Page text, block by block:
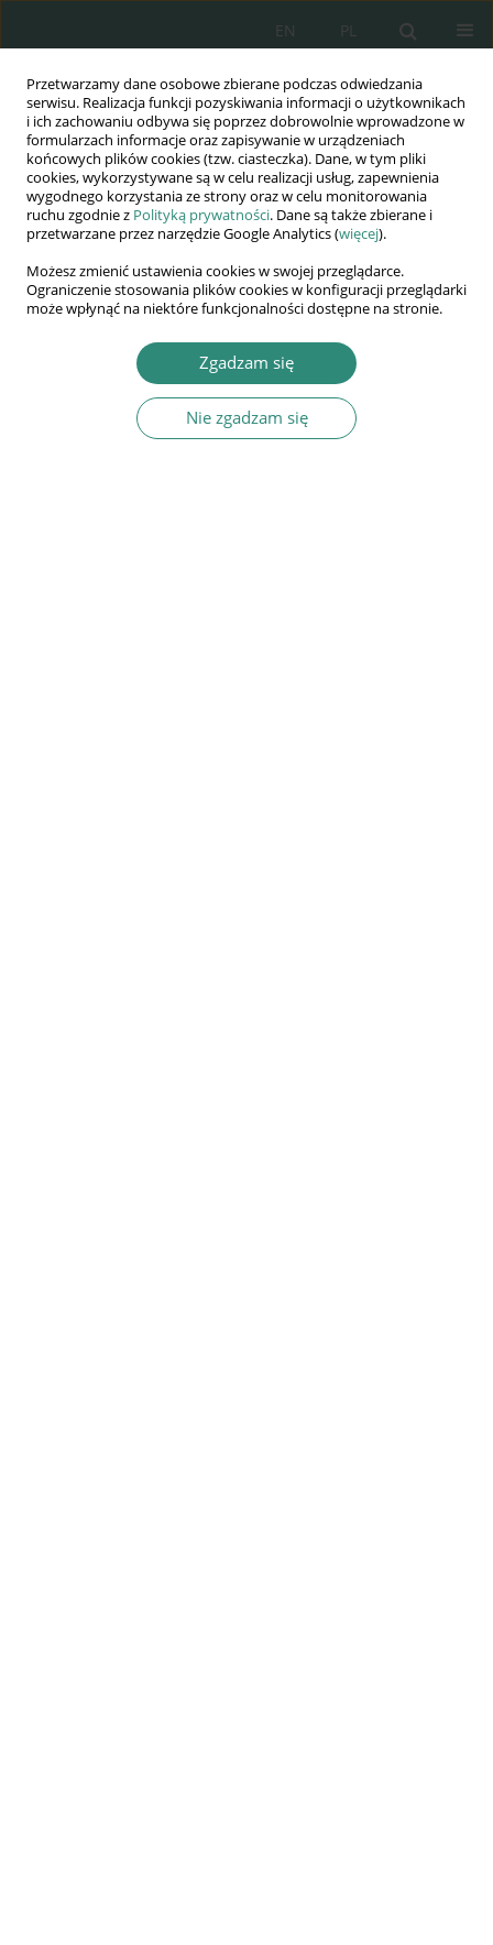
Przetwarzamy dane osobowe zbierane podczas odwiedzania
serwisu. Realizacja funkcji pozyskiwania informacji o użytkownikach
i ich zachowaniu odbywa się poprzez dobrowolnie wprowadzone w
formularzach informacje oraz zapisywanie w urządzeniach
końcowych plików cookies (tzw. ciasteczka). Dane, w tym pliki
cookies, wykorzystywane są w celu realizacji usług, zapewnienia
wygodnego korzystania ze strony oraz w celu monitorowania
ruchu zgodnie z Polityką prywatności. Dane są także zbierane i
przetwarzane przez narzędzie Google Analytics (więcej).
Możesz zmienić ustawienia cookies w swojej przeglądarce.
Ograniczenie stosowania plików cookies w konfiguracji przeglądarki
może wpłynąć na niektóre funkcjonalności dostępne na stronie.
Zgadzam się
Nie zgadzam się
PL
EN
Wydawnictwo
AWSGE
Akademia Nauk Stosowanych
WSGE
im. Alcide De Gasperi
Raffaella Losurdo
Religious freedom in the new family models in